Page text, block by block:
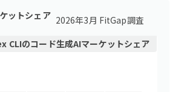
ットシェア 2026年3月 FitGap調査
CLIのコード生成AIマーケットシェア